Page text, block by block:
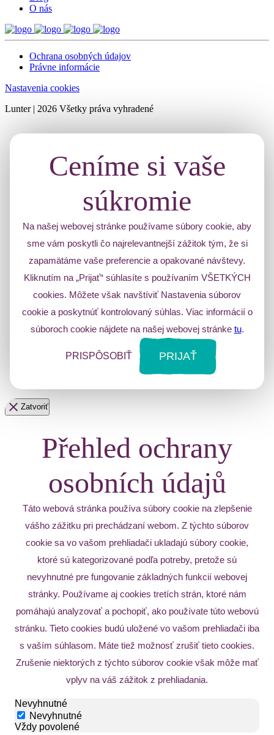
O nás
Ochrana osobných údajov
Právne informácie
Nastavenia cookies
Lunter | 2026 Všetky práva vyhradené
Ceníme si vaše
súkromie
Na našej webovej stránke používame súbory cookie, aby
sme vám poskytli čo najrelevantnejší zážitok tým, že si
zapamätáme vaše preferencie a opakované návštevy.
Kliknutím na „Prijať“ súhlasíte s používaním VŠETKÝCH
cookies. Môžete však navštíviť Nastavenia súborov
cookie a poskytnúť kontrolovaný súhlas. Viac informácií o
súboroch cookie nájdete na našej webovej stránke tu.
PRISPÔSOBIŤ PRIJAŤ
Zatvoriť
Přehled ochrany
osobních údajů
Táto webová stránka používa súbory cookie na zlepšenie
vášho zážitku pri prechádzaní webom. Z týchto súborov
cookie sa vo vašom prehliadači ukladajú súbory cookie,
ktoré sú kategorizované podľa potreby, pretože sú
nevyhnutné pre fungovanie základných funkcií webovej
stránky. Používame aj cookies tretích strán, ktoré nám
pomáhajú analyzovať a pochopiť, ako používate túto webovú
stránku. Tieto cookies budú uložené vo vašom prehliadači iba
s vaším súhlasom. Máte tiež možnosť zrušiť tieto cookies.
Zrušenie niektorých z týchto súborov cookie však môže mať
vplyv na váš zážitok z prehliadania.
Nevyhnutné
Nevyhnutné
Vždy povolené